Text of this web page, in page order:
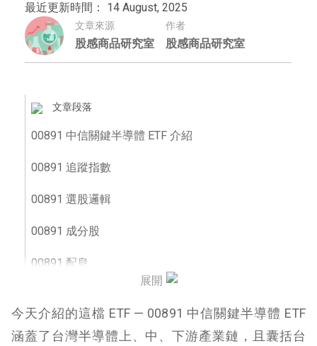
最近更新時間： 14 August, 2025
文章來源
股感商品研究室
作者
股感商品研究室
文章段落
00891 中信關鍵半導體 ETF 介紹
00891 追蹤指數
00891 選股邏輯
00891 成分股
00891 配息
00891 優缺點
展開
今天介紹的這檔 ETF — 00891 中信關鍵半導體 ETF
涵蓋了台灣半導體上、中、下游產業鏈，且囊括台